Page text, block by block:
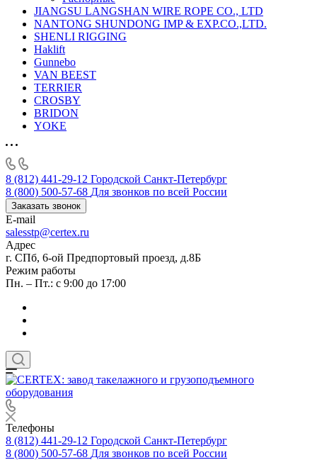
JIANGSU LANGSHAN WIRE ROPE CO., LTD
NANTONG SHUNDONG IMP & EXP.CO.,LTD.
SHENLI RIGGING
Haklift
Gunnebo
VAN BEEST
TERRIER
CROSBY
BRIDON
YOKE
8 (812) 441-29-12 Городской Санкт-Петербург
8 (800) 500-57-68 Для звонков по всей России
Заказать звонок
E-mail
salesstp@certex.ru
Адрес
г. СПб, 6-ой Предпортовый проезд, д.8Б
Режим работы
Пн. – Пт.: с 9:00 до 17:00
Телефоны
8 (812) 441-29-12 Городской Санкт-Петербург
8 (800) 500-57-68 Для звонков по всей России